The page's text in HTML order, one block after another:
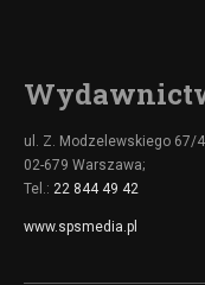
ul. Z. Modzelewskiego 67/4
02-679 Warszawa;
Tel.: 22 844 49 42
www.spsmedia.pl